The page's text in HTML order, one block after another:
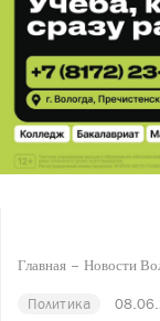
Главная Новости
Политика